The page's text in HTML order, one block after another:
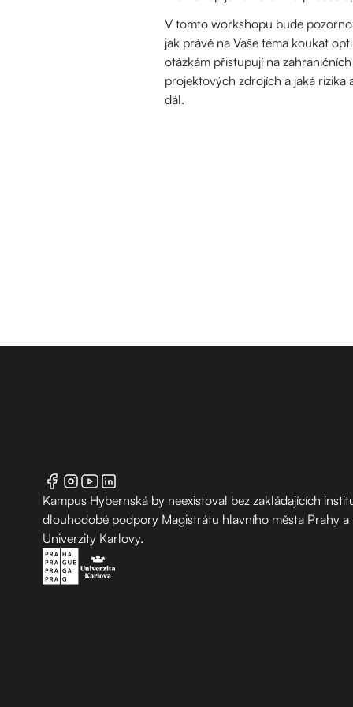
V tomto workshopu bude
jak právě na Vaše téma koukat
otázkám přistupují na
projektových zdrojích a jaká rizika
dál.
Kampus Hybernská by neexistoval bez zakládajících
dlouhodobé podpory Magistrátu hlavního města Prahy a
Univerzity Karlovy.